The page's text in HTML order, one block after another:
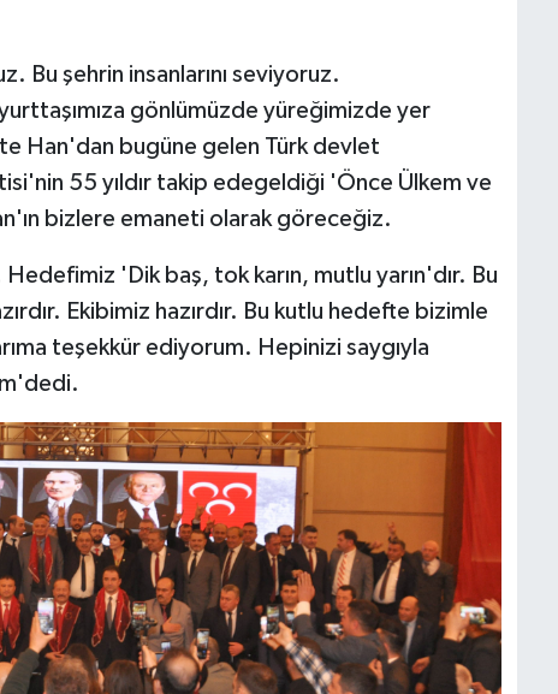
Bu şehrin insanlarını seviyoruz.
gönlümüzde yüreğimizde yer
Han'dan bugüne gelen Türk devlet
55 yıldır takip edegeldiği 'Önce Ülkem ve
bizlere emaneti olarak göreceğiz.
'Dik baş, tok karın, mutlu yarın'dır. Bu
Ekibimiz hazırdır. Bu kutlu hedefte bizimle
teşekkür ediyorum. Hepinizi saygıyla